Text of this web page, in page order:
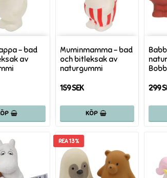
- bad
av
Muminmamma - bad
och bitleksak av
naturgummi
159 SEK
KÖP
299
REA 13%